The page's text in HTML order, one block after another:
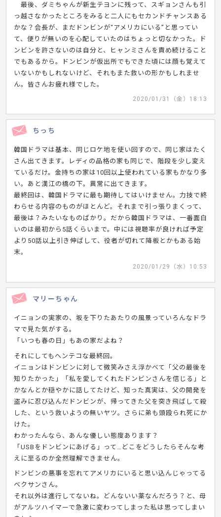
最後、ダミちゃんが新生テヨンに残って、スギョンさんも引
っ越さなかったところをみると二人にもセカンドチャンスある
かな？会長が、まだドンビンが“アメリカにいる”と思ってい
て、便りが無いのを心配していたのはちょっと切なかった。ド
ンビンを許さないのは自分と、ヒャンミさんを責め続けること
でもあるから。ドンビンが仮出所でもできた頃には顔も覚えて
いないかもしれないけど、それもまた救いの形かもしれませ
ん。皆さんお疲れ様でした。
2020/01/31（金）18:13
ちっち
韓国ドラマは基本、同じロケ地を使い回すので、同じ家はたく
さん出てきます。レディの品格の家も同じで、階段を少し変え
ているだけ。金持ちの家は10回以上使われている家もかなり多
い。あと漢江の橋の下。異常に出てきます。
最終回は、韓国ドラマに最も期待してはいけません。力技で終
わらせる内容のものがほとんど。それまで引っ張りまくって、
最後は？みたいなものばかり。だから韓国ドラマは、一番面白
いのは最初から5話くらいまで。中には視聴率が良ければ予定
より50話以上引き伸ばして、役者が切れて降板とかもある始
末。
2020/01/29（水）10:53
マリーちゃん
イニョンの実家の、坂を下りたあたりの風景っていろんなドラ
マで見た気がする。
「いつも春の日」もあの家だよね？
それにしてもヘンテコな最終回。
イニョンはドンビンに対して微笑みさえ浮かべて「父の最後を
知りたかった」「私を愛してくれたドンビンさんを信じる」と
かなんとか穏やかに話してたけど、知った真実は、父の開発を
盗みに忍び込んだドンビンが、帰ってきた父を突き飛ばして殺
した、という救いようの無いヤツ。さらに弟も頭殴られ死にか
けた。
わかったんなら、あんな優しい態度あります？
「USBをドンビンにあげる」って…どこをどうしたらそんな考
えに至るのか全然理解できません。
ドンビンの悪事を忘れてアメリカにいると思い込んじゃってる
ベクサンさん。
それ以外は進行してないね。どんないい薬なんだろう？と、母
がアルツハイマーで急激に変わってしまった私は思ってしまい